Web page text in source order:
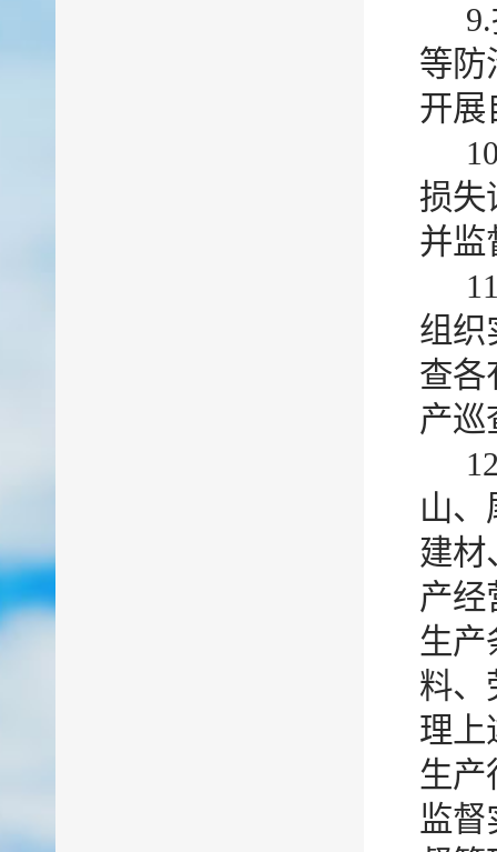
等防
开展
损失
并监
组织
查各
产巡
山
建材
产经
生产
料、
理上
生产
监